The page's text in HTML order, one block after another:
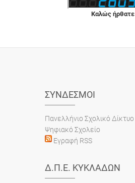
Καλώς ήρθατε
ΣΎΝΔΕΣΜΟΙ
Πανελλήνιο Σχολικό Δίκτυο
Ψηφιακό Σχολείο
Εγραφή RSS
Δ.Π.Ε. ΚΥΚΛΆΔΩΝ